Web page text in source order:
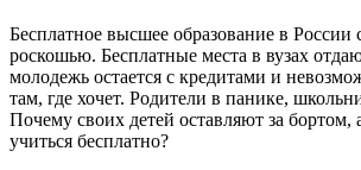
Бесплатное высшее образование в России
роскошью. Бесплатные места в вузах
молодежь остается с кредитами и
там, где хочет. Родители в панике,
Почему своих детей оставляют за
учиться бесплатно?